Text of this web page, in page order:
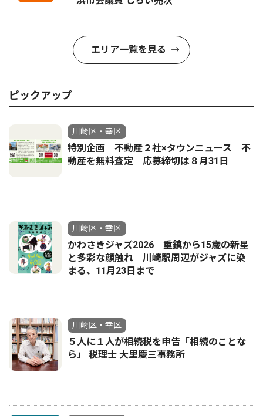
エリア一覧を見る
ピックアップ
川崎区・幸区
特別企画 不動産２社×タウンニュース 不
動産を無料査定 応募締切は８月31日
川崎区・幸区
かわさきジャズ2026 重鎮から15歳の新星
と多彩な顔触れ 川崎駅周辺がジャズに染
まる、11月23日まで
川崎区・幸区
５人に１人が相続税を申告「相続のことな
ら」 税理士 大里慶三事務所